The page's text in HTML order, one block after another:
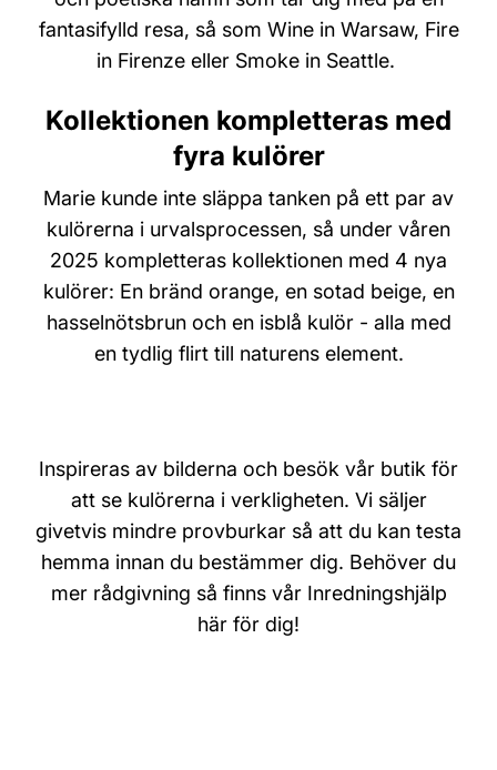
fantasifylld resa, så som Wine in Warsaw, Fire
in Firenze eller Smoke in Seattle.
Kollektionen kompletteras med
fyra kulörer
Marie kunde inte släppa tanken på ett par av
kulörerna i urvalsprocessen, så under våren
2025 kompletteras kollektionen med 4 nya
kulörer: En bränd orange, en sotad beige, en
hasselnötsbrun och en isblå kulör - alla med
en tydlig flirt till naturens element.
Inspireras av bilderna och besök vår butik för
att se kulörerna i verkligheten. Vi säljer
givetvis mindre provburkar så att du kan testa
hemma innan du bestämmer dig. Behöver du
mer rådgivning så finns vår Inredningshjälp
här för dig!